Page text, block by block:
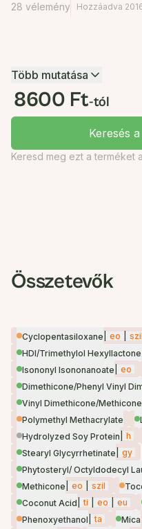
28 vélemény Hozzáadva
Több mutatása
8600 Ft-tól
Keresés
Keresd meg ezt a terméket
Összetevők
Cyclopentasiloxane eo szil
HDI/Trimethylol
Isononyl Isononanoate
eo
Dimethicone/Phenyl Vinyl
Vinyl Dimethicone/
Polymethyl Methacrylate
Hydrolyzed Soy Protein
h
Stearyl Glycyrrhetinate
gy
Phytosteryl/ Octyldodecyl
Methicone
eo szil
Coconut Acid
ti eo eu
Phenoxyethanol
ta Mica